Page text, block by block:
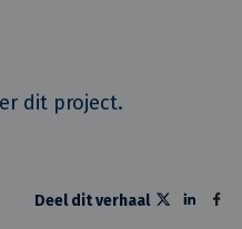
dit project.
Deel dit verhaal